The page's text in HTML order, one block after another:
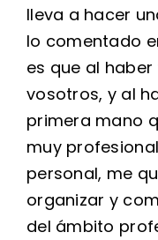
lleva a hacer
lo comentado
es que al
vosotros, y al
primera mano
muy
personal, me
organizar y
del ámbito